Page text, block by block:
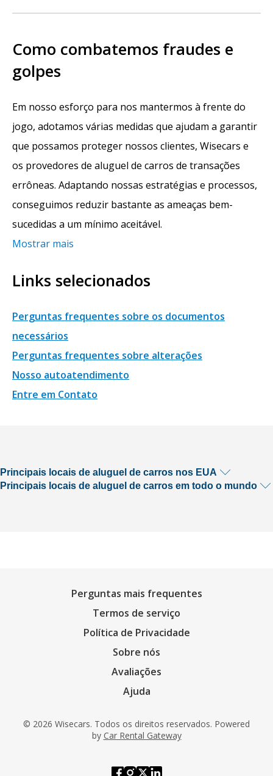
Como combatemos fraudes e
golpes
Em nosso esforço para nos mantermos à frente do
jogo, adotamos várias medidas que ajudam a garantir
que possamos proteger nossos clientes, Wisecars e
os provedores de aluguel de carros de transações
errôneas. Adaptando nossas estratégias e processos,
conseguimos reduzir bastante as ameaças bem-
sucedidas a um mínimo aceitável.
Mostrar mais
Links selecionados
Perguntas frequentes sobre os documentos
necessários
Perguntas frequentes sobre alterações
Nosso autoatendimento
Entre em Contato
Principais locais de aluguel de carros nos EUA
Principais locais de aluguel de carros em todo o mundo
Perguntas mais frequentes
Termos de serviço
Política de Privacidade
Sobre nós
Avaliações
Ajuda
© 2026 Wisecars. Todos os direitos reservados. Powered
by Car Rental Gateway